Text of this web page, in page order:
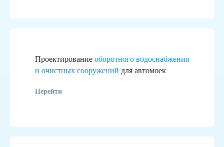
Проектирование оборотного водоснабжения
и очистных сооружений для автомоек
Перейти